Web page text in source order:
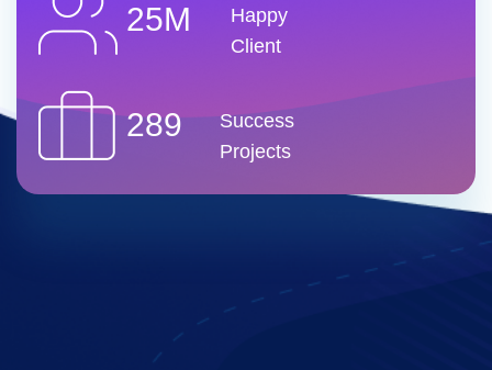
25M
Happy
Client
289
Success
Projects